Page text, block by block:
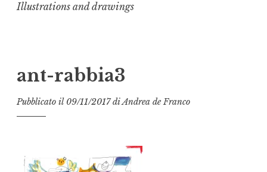
Illustrations and drawings
ant-rabbia3
Pubblicato il 09/11/2017 diAndrea de Franco